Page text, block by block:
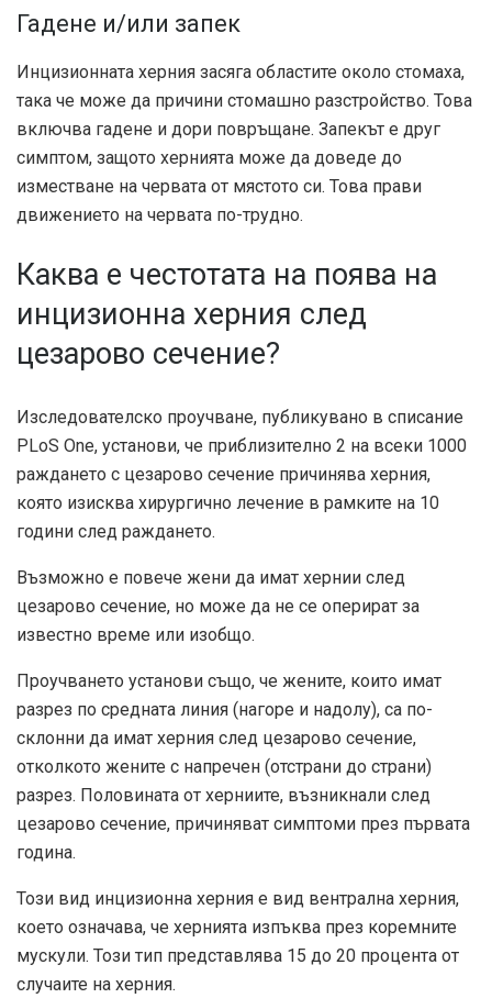
Гадене и/или запек
Инцизионната херния засяга областите около стомаха,
така че може да причини стомашно разстройство. Това
включва гадене и дори повръщане. Запекът е друг
симптом, защото хернията може да доведе до
изместване на червата от мястото си. Това прави
движението на червата по-трудно.
Каква е честотата на поява на
инцизионна херния след
цезарово сечение?
Изследователско проучване, публикувано в списание
PLoS One, установи, че приблизително 2 на всеки 1000
раждането с цезарово сечение причинява херния,
която изисква хирургично лечение в рамките на 10
години след раждането.
Възможно е повече жени да имат хернии след
цезарово сечение, но може да не се оперират за
известно време или изобщо.
Проучването установи също, че жените, които имат
разрез по средната линия (нагоре и надолу), са по-
склонни да имат херния след цезарово сечение,
отколкото жените с напречен (отстрани до страни)
разрез. Половината от херниите, възникнали след
цезарово сечение, причиняват симптоми през първата
година.
Този вид инцизионна херния е вид вентрална херния,
което означава, че хернията изпъква през коремните
мускули. Този тип представлява 15 до 20 процента от
случаите на херния.